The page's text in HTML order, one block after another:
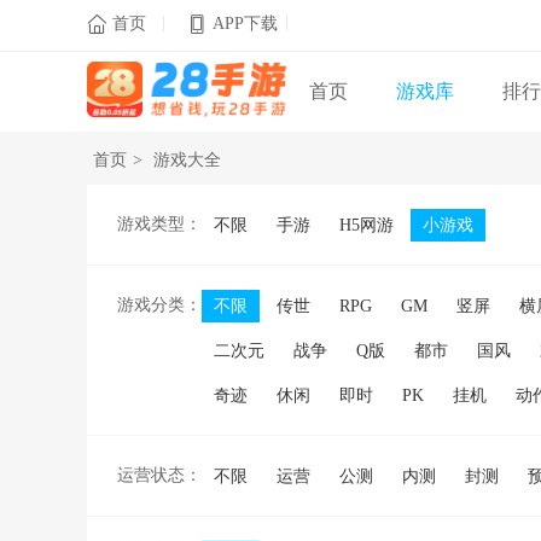
 首页 APP下载
首页 游戏库 排
首页 > 游戏大全
游戏类型： 不限 手游 H5网游 小游戏
游戏分类： 不限 传世 RPG GM 竖屏 横
二次元 战争 Q版 都市 国风
奇迹 休闲 即时 PK 挂机 动
运营状态： 不限 运营 公测 内测 封测